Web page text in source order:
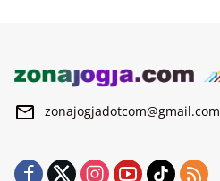
zonajogjadotcom@gmail.com